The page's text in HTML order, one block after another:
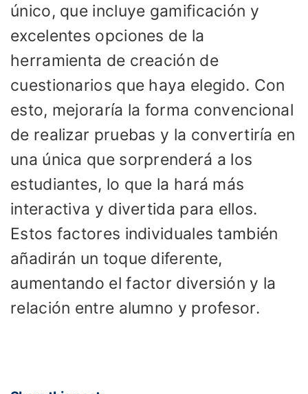
único, que incluye gamificación y
excelentes opciones de la
herramienta de creación de
cuestionarios que haya elegido. Con
esto, mejoraría la forma convencional
de realizar pruebas y la convertiría en
una única que sorprenderá a los
estudiantes, lo que la hará más
interactiva y divertida para ellos.
Estos factores individuales también
añadirán un toque diferente,
aumentando el factor diversión y la
relación entre alumno y profesor.